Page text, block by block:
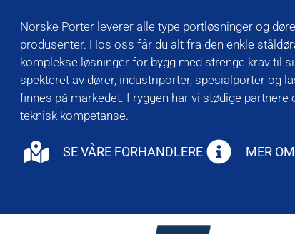
Norske Porter leverer alle type portløsninger og
produsenter. Hos oss får du alt fra den enkle
komplekse løsninger for bygg med strenge krav til
spekteret av dører, industriporter, spesialporter og
finnes på markedet. I ryggen har vi stødige
teknisk kompetanse.
SE VÅRE FORHANDLERE MER